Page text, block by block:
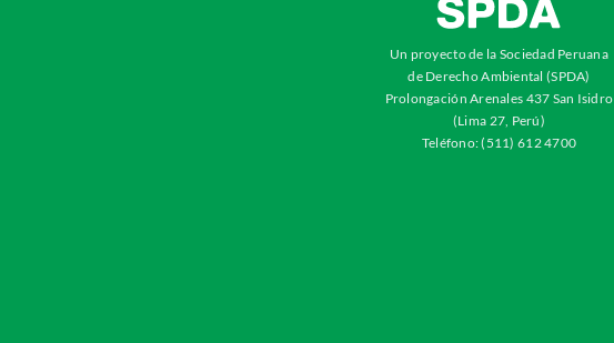
Un proyecto de la Sociedad Peruana
de Derecho Ambiental (SPDA)
Prolongación Arenales 437 San Isidro
(Lima 27, Perú)
Teléfono: (511) 612 4700